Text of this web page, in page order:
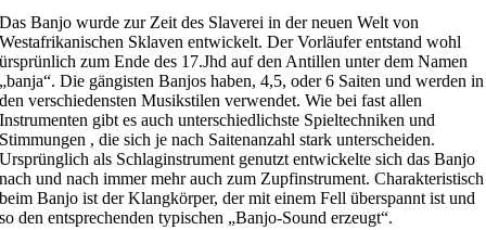
Das Banjo wurde zur Zeit des Slaverei in der neuen Welt von
Westafrikanischen Sklaven entwickelt. Der Vorläufer entstand wohl
ürsprünlich zum Ende des 17.Jhd auf den Antillen unter dem Namen
„banja“. Die gängisten Banjos haben, 4,5, oder 6 Saiten und werden in
den verschiedensten Musikstilen verwendet. Wie bei fast allen
Instrumenten gibt es auch unterschiedlichste Spieltechniken und
Stimmungen , die sich je nach Saitenanzahl stark unterscheiden.
Ursprünglich als Schlaginstrument genutzt entwickelte sich das Banjo
nach und nach immer mehr auch zum Zupfinstrument. Charakteristisch
beim Banjo ist der Klangkörper, der mit einem Fell überspannt ist und
so den entsprechenden typischen „Banjo-Sound erzeugt“.